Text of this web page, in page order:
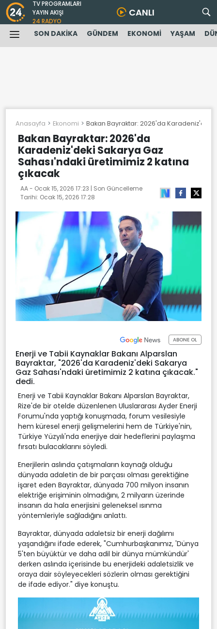
TV PROGRAMLARI
YAYIN AKIŞI
24 RADYO
CANLI
SON DAKİKA GÜNDEM EKONOMİ YAŞAM
Anasayfa Ekonomi Bakan Bayraktar: 2026'da Karadeniz'deki
Bakan Bayraktar: 2026'da
Karadeniz'deki Sakarya Gaz
Sahası'ndaki üretimimiz 2 katına
çıkacak
AA - Ocak 15, 2026 17:23 | Son Güncelleme
Tarihi: Ocak 15, 2026 17:28
ABONE OL
Enerji ve Tabii Kaynaklar Bakanı Alparslan
Bayraktar, "2026'da Karadeniz'deki Sakarya
Gaz Sahası'ndaki üretimimiz 2 katına çıkacak."
dedi.
Enerji ve Tabii Kaynaklar Bakanı Alparslan Bayraktar,
Rize'de bir otelde düzenlenen Uluslararası Ayder Enerji
Forumu'nda yaptığı konuşmada, forum vesilesiyle
hem küresel enerji gelişmelerini hem de Türkiye'nin,
Türkiye Yüzyılı'nda enerjiye dair hedeflerini paylaşma
fırsatı bulacaklarını söyledi.
Enerjilerin aslında çatışmaların kaynağı olduğu
dünyada adaletin de bir parçası olması gerektiğine
işaret eden Bayraktar, dünyada 700 milyon insanın
elektriğe erişiminin olmadığını, 2 milyarın üzerinde
insanın da hala enerjisini geleneksel ısınma
yöntemleriyle sağladığını anlattı.
Bayraktar, dünyada adaletsiz bir enerji dağılımı
yaşandığını ifade ederek, "Cumhurbaşkanımız, 'Dünya
5'ten büyüktür ve daha adil bir dünya mümkündür'
derken aslında içerisinde bu enerjideki adaletsizlik ve
oraya dair söyleyecekleri sözlerin olması gerektiğini
de ifade ediyor." diye konuştu.